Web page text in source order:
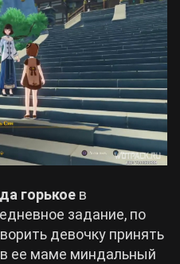
2
горькое в
задание, по
девочку принять
ее маме миндальный